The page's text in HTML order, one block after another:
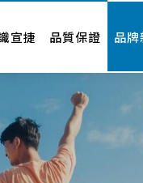
宣捷 品質保證 品牌
影音專區
品牌合作
合作廠商